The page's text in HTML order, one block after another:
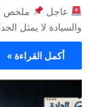
عاجل
ملخص
والسيادة لا يمثل
أكمل القراءة »